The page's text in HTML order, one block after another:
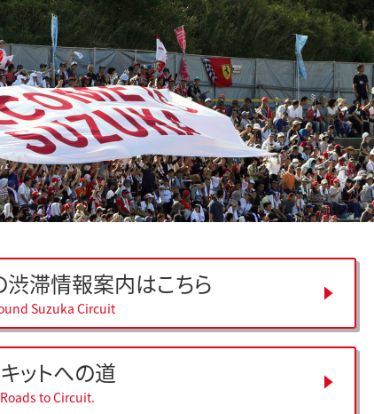
渋滞情報案内はこちら
Suzuka Circuit
ットへの道
to Circuit.